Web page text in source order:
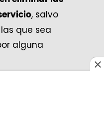
, salvo
que sea
alguna